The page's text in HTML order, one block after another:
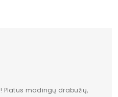
Platus madingų drabužių,